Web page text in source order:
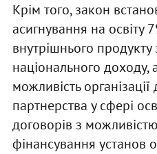
Крім того, закон
асигнування на освіту
внутрішнього продукту
національного
можливість
партнерства у сфері
договорів з
фінансування установ